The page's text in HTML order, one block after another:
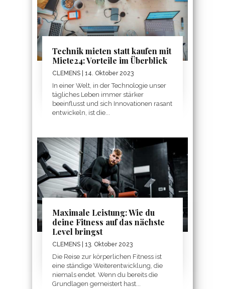
Technik mieten statt kaufen mit
Miete24: Vorteile im Überblick
CLEMENS | 14. Oktober 2023
In einer Welt, in der Technologie unser
tägliches Leben immer stärker
beeinflusst und sich Innovationen rasant
entwickeln, ist die...
Maximale Leistung: Wie du
deine Fitness auf das nächste
Level bringst
CLEMENS | 13. Oktober 2023
Die Reise zur körperlichen Fitness ist
eine ständige Weiterentwicklung, die
niemals endet. Wenn du bereits die
Grundlagen gemeistert hast...